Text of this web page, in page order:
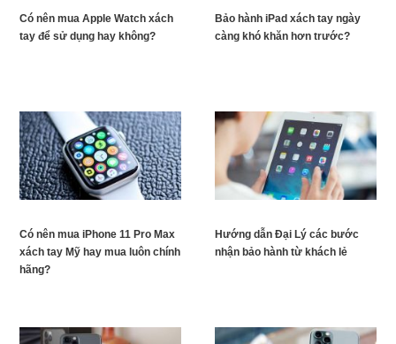
Có nên mua Apple Watch xách
tay để sử dụng hay không?
Bảo hành iPad xách tay ngày
càng khó khăn hơn trước?
Có nên mua iPhone 11 Pro Max
xách tay Mỹ hay mua luôn chính
hãng?
Hướng dẫn Đại Lý các bước
nhận bảo hành từ khách lẻ